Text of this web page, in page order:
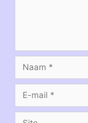
mail